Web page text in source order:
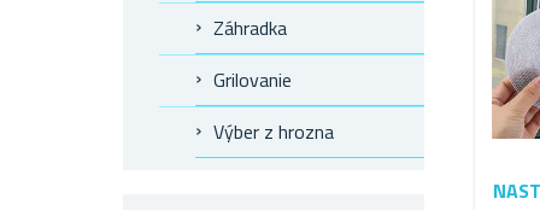
Záhradka
Grilovanie
Výber z hrozna